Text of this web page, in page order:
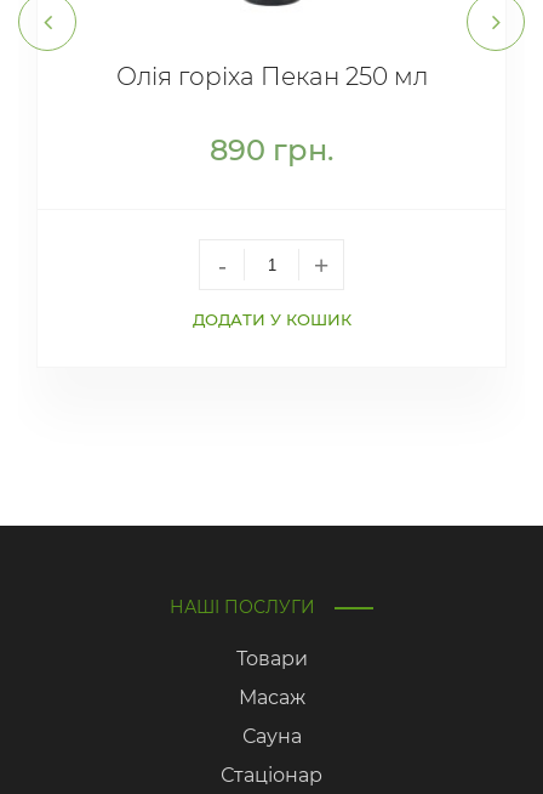
Олія горіха Пекан 250 мл
890 грн.
- +
ДОДАТИ У КОШИК
НАШІ ПОСЛУГИ
Товари
Масаж
Сауна
Стаціонар